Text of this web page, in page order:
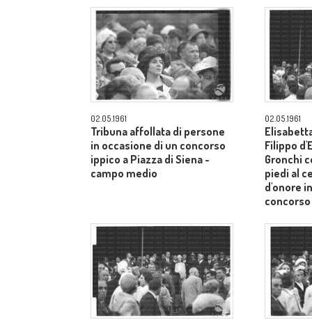
02.05.1961
Tribuna affollata di persone
in occasione di un concorso
ippico a Piazza di Siena -
campo medio
02.05.1961
Filippo
Gronchi
piedi al
d'onore